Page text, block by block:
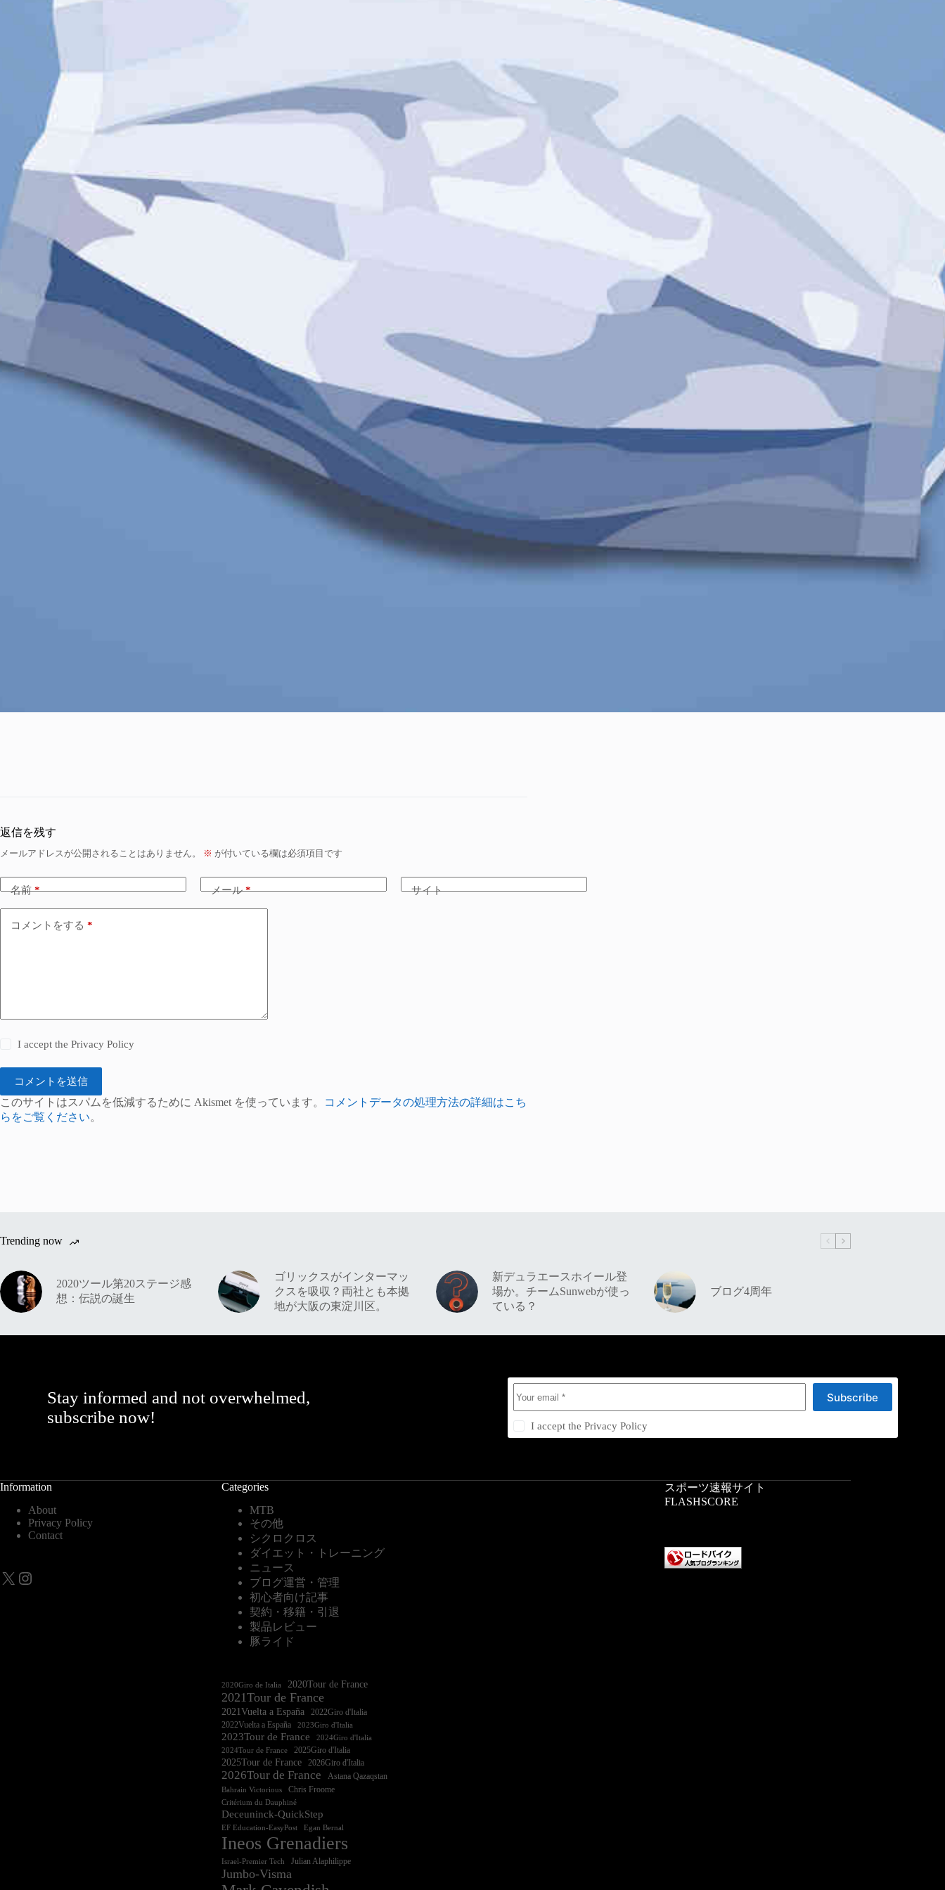
返信を残す
メールアドレスが公開されることはありません。 ※ が付いている欄は必須項目です
名前* メール* サイト
コメントをする *
I accept thePrivacy Policy
コメントを送信
このサイトはスパムを低減するために Akismet を使っています。
コメントデータの処理方法の詳細はこち
らをご覧ください。
Trending now
2020ツール第20ステージ感
想：伝説の誕生
ゴリックスがインターマッ
クスを吸収？両社とも本拠
地が大阪の東淀川区。
新デュラエースホイール登
場か。チームSunwebが使っ
ている？
ブログ4周年
Stay informed and not overwhelmed,
subscribe now!
Subscribe
I accept thePrivacy Policy
Information
About
Privacy Policy
Contact
X Instagram
Categories
MTB
その他
シクロクロス
ダイエット・トレーニング
ニュース
ブログ運営・管理
初心者向け記事
契約・移籍・引退
製品レビュー
豚ライド
2020Giro de Italia 2020Tour de France
2021Tour de France
2021Vuelta a España
2022Giro d'Italia‏
2022Vuelta a España
2023Giro d'Italia
2023Tour de France
2024Tour de France
2025Giro d'Italia
2025Tour de France 2026Giro d'Italia
2026Tour de France Astana Qazaqstan
Bahrain Victorious Chris Froome
Critérium du Dauphiné
Deceuninck-QuickStep
EF Education-EasyPost Egan Bernal
Ineos Grenadiers
Israel-Premier Tech Julian Alaphilippe
Jumbo-Visma
スポーツ速報サイト
FLASHSCORE